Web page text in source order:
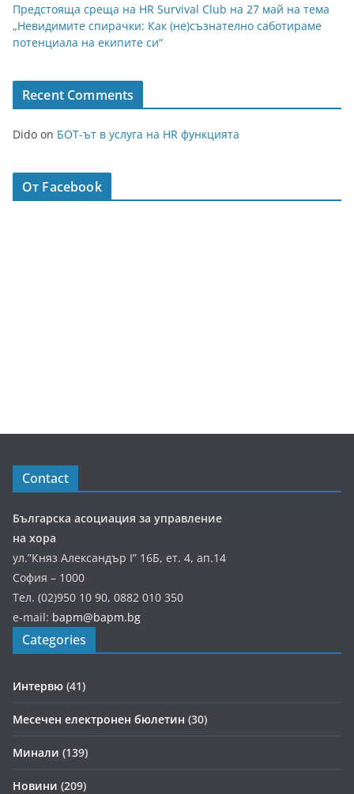
Предстояща среща на HR Survival Club на 27 май на тема
„Невидимите спирачки: Как (не)съзнателно саботираме
потенциала на екипите си“
Recent Comments
Dido on БОТ-ът в услуга на HR функцията
От Facebook
Contact
Българска асоциация за управление
на хора
ул.”Княз Александър І” 16Б, ет. 4, ап.14
София – 1000
Тел. (02)950 10 90, 0882 010 350
e-mail: bapm@bapm.bg
Categories
Интервю (41)
Месечен електронен бюлетин (30)
Минали (139)
Новини (209)